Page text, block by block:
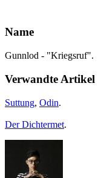
Name
Gunnlod - "Kriegsruf".
Verwandte Artikel
Suttung, Odin.
Der Dichtermet.